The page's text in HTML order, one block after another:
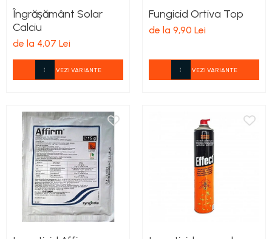
Îngrășământ Solar
Calciu
de la 4,07 Lei
VEZI VARIANTE
Fungicid Ortiva Top
de la 9,90 Lei
VEZI VARIANTE